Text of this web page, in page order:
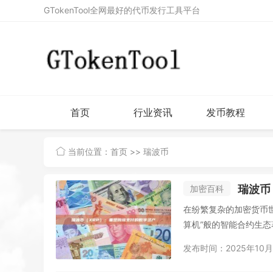
GTokenTool全网最好的代币发行工具平台
首页 行业资讯 发币教程
当前位置： 首页 >> 瑞波币
加密百科 瑞波
在纷繁复杂的加密货币
算机”般的智能合约生
发布时间：2025年10